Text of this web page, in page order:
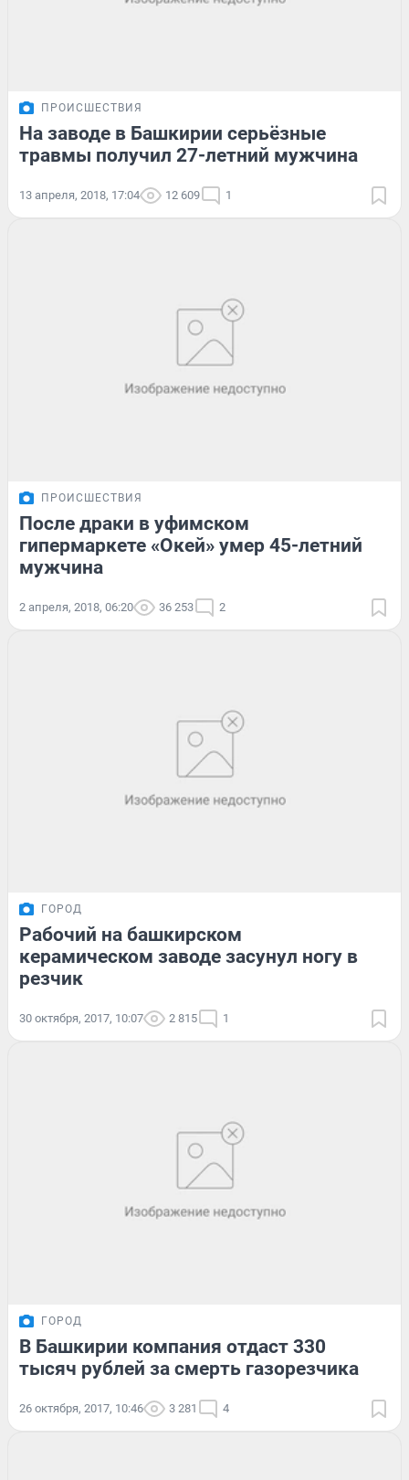
ПРОИСШЕСТВИЯ
На заводе в Башкирии серьёзные
травмы получил 27-летний мужчина
13 апреля, 2018, 17:04 12 609 1
ПРОИСШЕСТВИЯ
После драки в уфимском
гипермаркете «Окей» умер 45-летний
мужчина
2 апреля, 2018, 06:20 36 253 2
ГОРОД
Рабочий на башкирском
керамическом заводе засунул ногу в
резчик
30 октября, 2017, 10:07 2 815 1
ГОРОД
В Башкирии компания отдаст 330
тысяч рублей за смерть газорезчика
26 октября, 2017, 10:46 3 281 4